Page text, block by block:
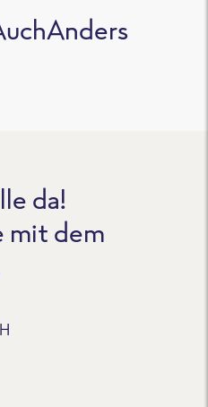
da!
mit dem